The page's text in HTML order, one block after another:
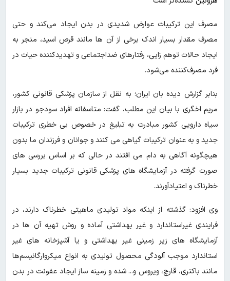
مصرف این ترکیبات عوارض شدیدی در بدن ایجاد می‌کند و حتی
مصرف مقدار بسیار اندک برخی از آن ها مانند قرص اسید، منجر به
ایجاد حالات توهم زایی، رفتارهای ضداجتماعی و تهدیدکننده حیات در
فرد مصرف‌کننده می‌شود.
بنابر گزارش دیده بان ایران؛ به نقل از سازمان پزشکی قانونی کشور،
مریم اخگری با بیان این مطلب، گفت: متاسفانه افراد سودجو در بازار
سیاه دارویی کشور مبادرت به تبلیغ در خصوص بی خطری ترکیبات
جدید و به عنوان ترکیبات گیاهی می کنند و جوانان و فرزندان ما بدون
هیچگونه آگاهی به دام می افتند در حالی که بر اساس بررسی های
صورت گرفته در آزمایشگاه های پزشکی قانونی ترکیبات جدید بسیار
خطرناک و اعتیادآورند.
وی افزود: گذشته از اینکه مواد تولیدی ماهیتی خطرناک دارند، در
فرایندی غیراستاندارد و غیر بهداشتی آماده و روش تهیه آن ها در
آزمایشگاه های زیر زمینی غیر بهداشتی و یا آشپزخانه های غیر
استاندارد موجب آلودگی محصول تولیدی به انواع میکروارگانیسم‌ها
مانند باکتری، قارچ، ویروس و... شده و زمینه ساز ایجاد عفونت در بدن